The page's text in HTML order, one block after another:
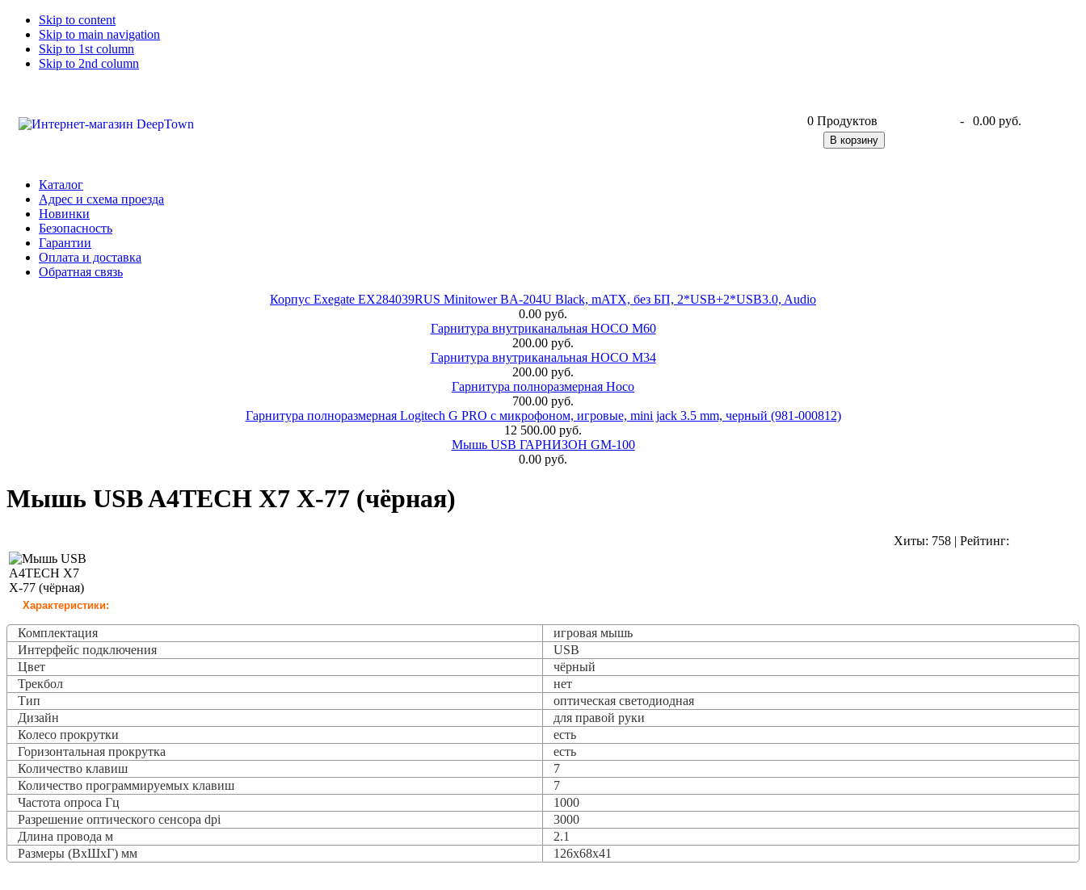
Skip to content
Skip to main navigation
Skip to 1st column
Skip to 2nd column
0 Продуктов - 0.00 руб.
В корзину
Каталог
Адрес и схема проезда
Новинки
Безопасность
Гарантии
Оплата и доставка
Обратная связь
Корпус Exegate EX284039RUS Minitower BA-204U Black, mATX, без БП, 2*USB+2*USB3.0, Audio
0.00 руб.
Гарнитура внутриканальная HOCO M60
200.00 руб.
Гарнитура внутриканальная HOCO M34
200.00 руб.
Гарнитура полноразмерная Hoco
700.00 руб.
Гарнитура полноразмерная Logitech G PRO с микрофоном, игровые, mini jack 3.5 mm, черный (981-000812)
12 500.00 руб.
Мышь USB ГАРНИЗОН GM-100
0.00 руб.
Мышь USB A4TECH X7 X-77 (чёрная)
Хиты: 758 | Рейтинг:
Характеристики:
Комплектация
игровая мышь
Интерфейс подключения
USB
Цвет
чёрный
Трекбол
нет
Тип
оптическая светодиодная
Дизайн
для правой руки
Колесо прокрутки
есть
Горизонтальная прокрутка
есть
Количество клавиш
7
Количество программируемых клавиш
7
Частота опроса Гц
1000
Разрешение оптического сенсора dpi
3000
Длина провода м
2.1
Размеры (ВxШxГ) мм
126x68x41